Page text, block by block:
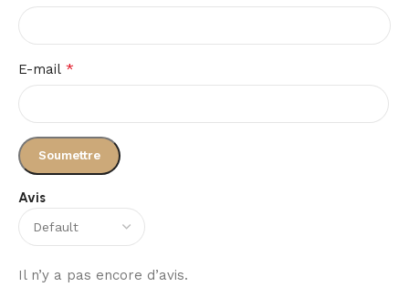
Avis
Il n’y a pas encore d’avis.
E-mail *